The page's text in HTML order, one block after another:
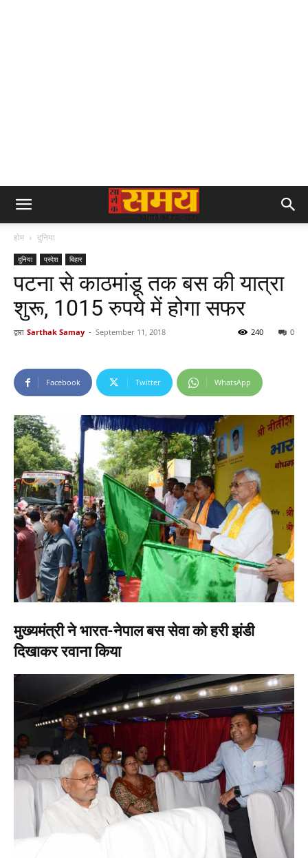
होम दुनिया
दुनिया प्रदेश बिहार
पटना से काठमांडू तक बस की यात्रा
शुरू, 1015 रुपये में होगा सफर
द्वारा Sarthak Samay - September 11, 2018 0
240
Facebook Twitter WhatsApp
मुख्यमंत्री ने भारत-नेपाल बस सेवा को हरी झंडी
दिखाकर रवाना किया